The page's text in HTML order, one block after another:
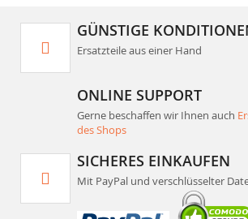
GÜNSTIGE
Ersatzteile aus einer Hand
ONLINE SUPPORT
Gerne beschaffen wir Ihnen auch
des Shops
SICHERES EINKAUFEN
Mit PayPal und verschlüsselter